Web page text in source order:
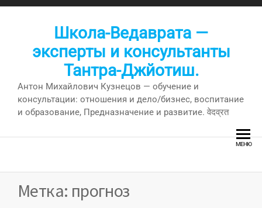
Перейти
Школа-Ведаврата —
эксперты и консультанты
Тантра-Джйотиш.
Антон Михайлович Кузнецов — обучение и
консультации: отношения и дело/бизнес, воспитание
и образование, Предназначение и развитие. वेदव्रत
МЕНЮ
Метка: прогноз